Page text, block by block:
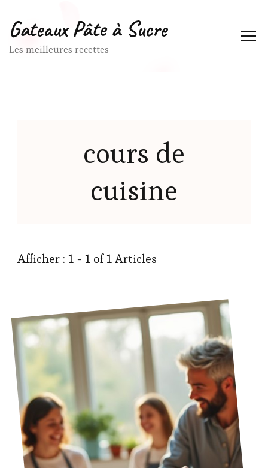
Gateaux Pâte à Sucre
Les meilleures recettes
cours de
cuisine
Afficher : 1 - 1 of 1 Articles